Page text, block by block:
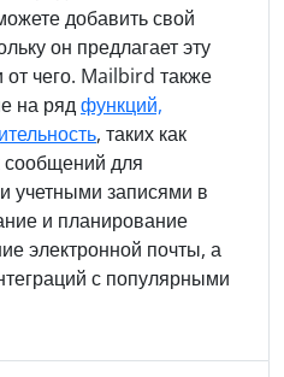
добавить свой
он предлагает эту
чего. Mailbird также
на рядфункций,
, таких как
для
учетными записями в
и планирование
электронной почты, а
с популярными